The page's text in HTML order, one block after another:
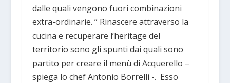
dalle quali vengono fuori combinazioni
extra-ordinarie. ” Rinascere attraverso la
cucina e recuperare l’heritage del
territorio sono gli spunti dai quali sono
partito per creare il menù di Acquerello –
spiega lo chef Antonio Borrelli -. Esso